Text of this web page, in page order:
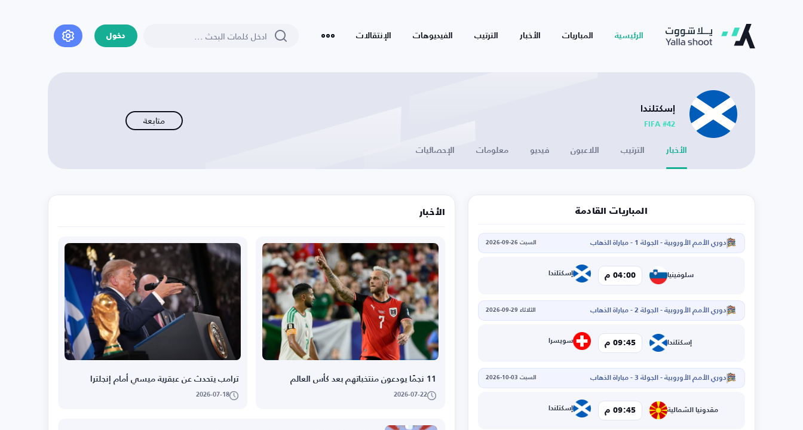
الرئيسية المباريات الأخبار الترتيب الفيديوهات الإنتقالات دخول
إسكتلندا
FIFA #42 متابعة
الأخبار الترتيب اللاعبون فيديو معلومات الإحصائيات
المباريات القادمة
دوري الأمم الأوروبية - الجولة 1 - مباراة الذهاب السبت 26-09-2026
سلوفينيا 04:00 م إسكتلندا
دوري الأمم الأوروبية - الجولة 2 - مباراة الذهاب الثلاثاء 29-09-2026
إسكتلندا 09:45 م سويسرا
دوري الأمم الأوروبية - الجولة 3 - مباراة الذهاب السبت 03-10-2026
مقدونيا الشمالية 09:45 م إسكتلندا
الأخبار
11 نجمًا يودعون منتخباتهم بعد كأس العالم
2026-07-22
ترامب يتحدث عن عبقرية ميسي أمام إنجلترا
2026-07-18